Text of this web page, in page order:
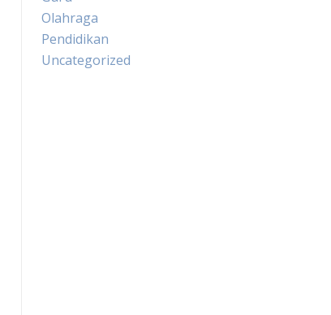
Olahraga
Pendidikan
Uncategorized